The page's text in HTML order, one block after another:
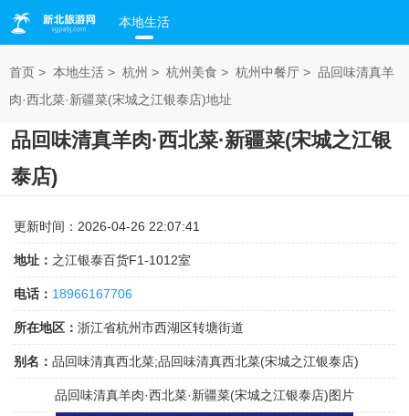
本地生活
首页 > 本地生活 > 杭州 > 杭州美食 > 杭州中餐厅 > 品回味清真羊
肉·西北菜·新疆菜(宋城之江银泰店)地址
品回味清真羊肉·西北菜·新疆菜(宋城之江银
泰店)
更新时间：2026-04-26 22:07:41
地址： 之江银泰百货F1-1012室
电话： 18966167706
所在地区： 浙江省杭州市西湖区转塘街道
别名： 品回味清真西北菜;品回味清真西北菜(宋城之江银泰店)
品回味清真羊肉·西北菜·新疆菜(宋城之江银泰店)图片